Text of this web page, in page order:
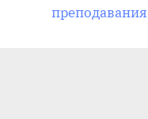
преподавания